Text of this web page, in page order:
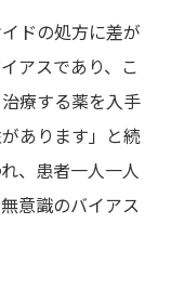
ドの処方に差が
アスであり、こ
療する薬を入手
あります」と続
、患者一人一人
意識のバイアス